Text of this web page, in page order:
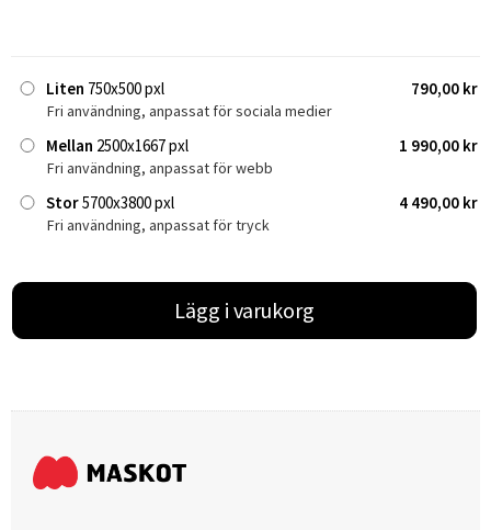
Liten 750x500 pxl 790,00 kr
Fri användning, anpassat för sociala medier
Mellan 2500x1667 pxl 1 990,00 kr
Fri användning, anpassat för webb
Stor5700x3800 pxl 4 490,00 kr
Fri användning, anpassat för tryck
Lägg i varukorg